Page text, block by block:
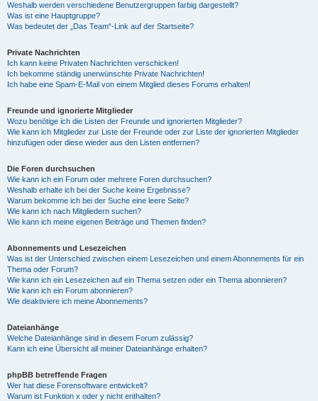
Weshalb werden verschiedene Benutzergruppen farbig dargestellt?
Was ist eine Hauptgruppe?
Was bedeutet der „Das Team“-Link auf der Startseite?
Private Nachrichten
Ich kann keine Privaten Nachrichten verschicken!
Ich bekomme ständig unerwünschte Private Nachrichten!
Ich habe eine Spam-E-Mail von einem Mitglied dieses Forums erhalten!
Freunde und ignorierte Mitglieder
Wozu benötige ich die Listen der Freunde und ignorierten Mitglieder?
Wie kann ich Mitglieder zur Liste der Freunde oder zur Liste der ignorierten Mitglieder
hinzufügen oder diese wieder aus den Listen entfernen?
Die Foren durchsuchen
Wie kann ich ein Forum oder mehrere Foren durchsuchen?
Weshalb erhalte ich bei der Suche keine Ergebnisse?
Warum bekomme ich bei der Suche eine leere Seite?
Wie kann ich nach Mitgliedern suchen?
Wie kann ich meine eigenen Beiträge und Themen finden?
Abonnements und Lesezeichen
Was ist der Unterschied zwischen einem Lesezeichen und einem Abonnements für ein
Thema oder Forum?
Wie kann ich ein Lesezeichen auf ein Thema setzen oder ein Thema abonnieren?
Wie kann ich ein Forum abonnieren?
Wie deaktiviere ich meine Abonnements?
Dateianhänge
Welche Dateianhänge sind in diesem Forum zulässig?
Kann ich eine Übersicht all meiner Dateianhänge erhalten?
phpBB betreffende Fragen
Wer hat diese Forensoftware entwickelt?
Warum ist Funktion x oder y nicht enthalten?